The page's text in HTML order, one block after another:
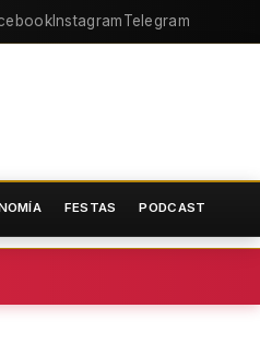
InstagramTelegram
FESTAS PODCAST